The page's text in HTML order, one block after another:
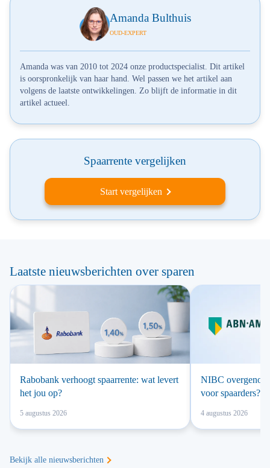
Amanda Bulthuis
OUD-EXPERT
Amanda was van 2010 tot 2024 onze productspecialist. Dit artikel
is oorspronkelijk van haar hand. Wel passen we het artikel aan
volgens de laatste ontwikkelingen. Zo blijft de informatie in dit
artikel actueel.
Spaarrente vergelijken
Start vergelijken
Laatste nieuwsberichten over sparen
Rabobank verhoogt spaarrente: wat levert
het jou op?
5 augustus 2026
NIBC
voor spaarders?
4 augustus 2026
Bekijk alle nieuwsberichten